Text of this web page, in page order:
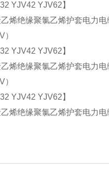
YJV42 YJV62】
烯绝缘聚氯乙烯护套电力电
YJV42 YJV62】
烯绝缘聚氯乙烯护套电力电
YJV42 YJV62】
烯绝缘聚氯乙烯护套电力电